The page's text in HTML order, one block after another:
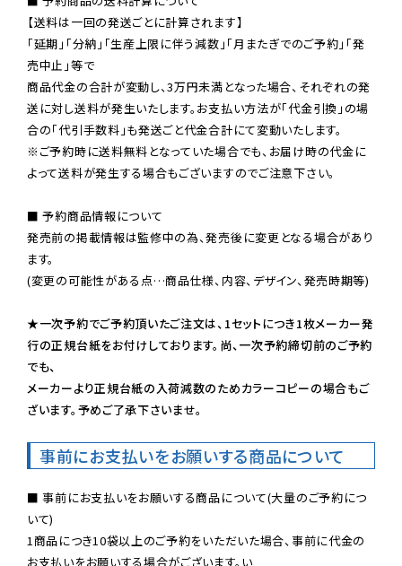
【送料は一回の発送ごとに計算されます】
「延期」「分納」「生産上限に伴う減数」「月またぎでのご予約」「発
売中止」等で
商品代金の合計が変動し、3万円未満となった場合、それぞれの発
送に対し送料が発生いたします。お支払い方法が「代金引換」の場
※ご予約時に送料無料となっていた場合でも、お届け時の代金に
よって送料が発生する場合もございますのでご注意下さい。
■ 予約商品情報について
発売前の掲載情報は監修中の為、発売後に変更となる場合があり
ます。
(変更の可能性がある点…商品仕様、内容、デザイン、発売時期等)
★一次予約でご予約頂いたご注文は、1セットにつき1枚メーカー発
行の正規台紙をお付けしております。尚、一次予約締切前のご予約
でも、
メーカーより正規台紙の入荷減数のためカラーコピーの場合もご
ざいます。予めご了承下さいませ。
事前にお支払いをお願いする商品について
■ 事前にお支払いをお願いする商品について(大量のご予約につ
いて)
1商品につき10袋以上のご予約をいただいた場合、事前に代金の
お支払いをお願いする場合がございます。い